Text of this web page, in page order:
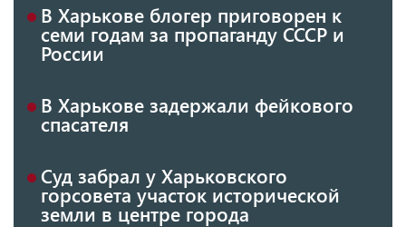
В Харькове блогер приговорен к
семи годам за пропаганду СССР и
России
В Харькове задержали фейкового
спасателя
Суд забрал у Харьковского
горсовета участок исторической
земли в центре города